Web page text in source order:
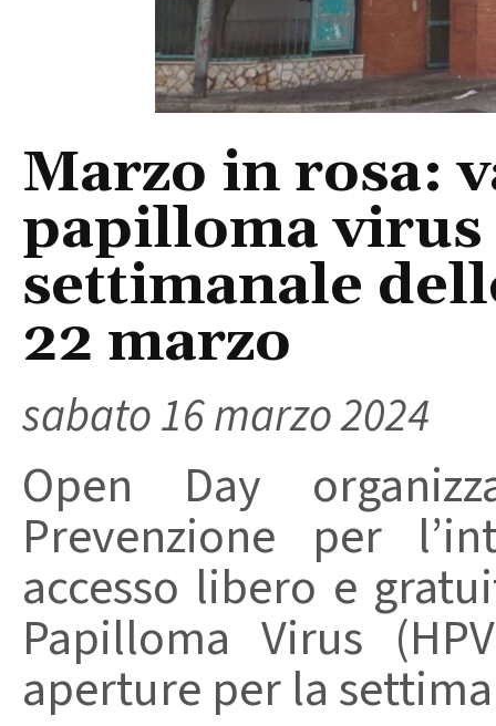
Marzo in rosa:
papilloma virus
settimanale
22 marzo
sabato 16 marzo 2024
Open Day
Prevenzione per
accesso libero e
Papilloma Virus
aperture per la